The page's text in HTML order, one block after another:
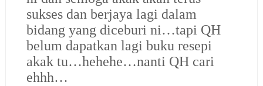
sukses dan berjaya lagi dalam
bidang yang diceburi ni…tapi QH
belum dapatkan lagi buku resepi
akak tu…hehehe…nanti QH cari
ehhh…